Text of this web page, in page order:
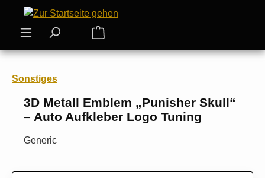
Zum Hauptinhalt springen
Warenkorb enthält 0 Positionen.
Sonstiges
3D Metall Emblem „Punisher Skull“
– Auto Aufkleber Logo Tuning
Generic